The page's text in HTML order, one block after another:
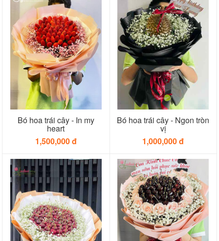
Bó hoa trái cây - In my
heart
1,500,000 đ
Bó hoa trái cây - Ngon tròn
vị
1,000,000 đ